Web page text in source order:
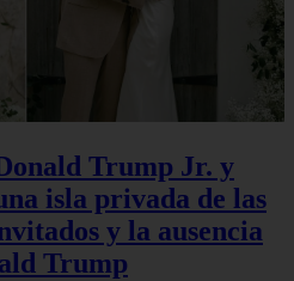
Trump Jr. y
isla privada de las
y la ausencia
Trump